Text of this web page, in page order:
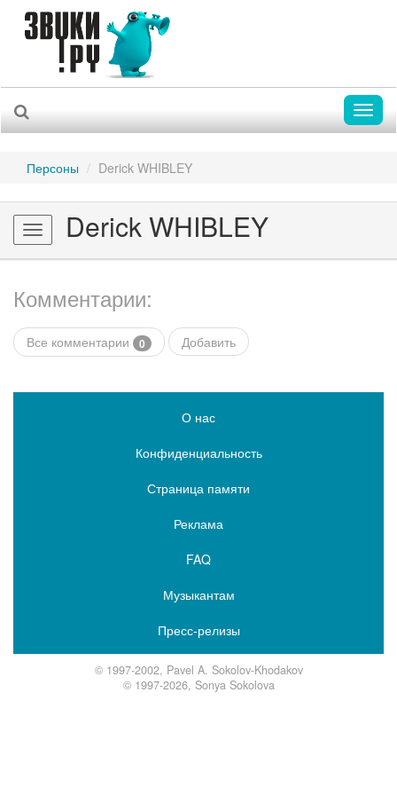
Персоны Derick WHIBLEY
Toggle
navigation
Derick WHIBLEY
Комментарии:
Все комментарии 0 Добавить
О нас
Конфиденциальность
Страница памяти
Реклама
FAQ
Музыкантам
Пресс-релизы
© 1997-2002, Pavel A. Sokolov-Khodakov
© 1997-2026, Sonya Sokolova